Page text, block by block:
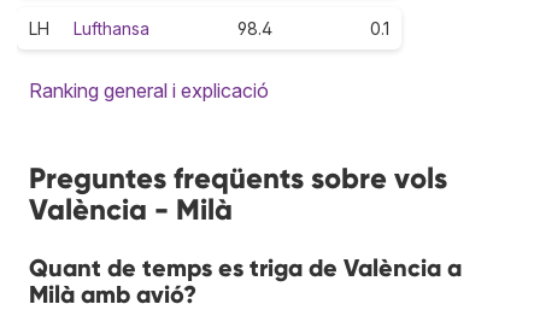
LH Lufthansa 98.4 0.1
Ranking general i explicació
Preguntes freqüents sobre vols
València - Milà
Quant de temps es triga de València a
Milà amb avió?